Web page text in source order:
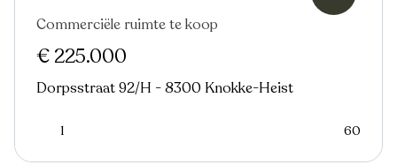
Commerciële ruimte te koop
€ 225.000
Dorpsstraat 92/H - 8300 Knokke-Heist
1 60